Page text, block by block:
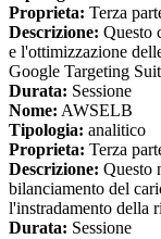
Proprieta: Terza
Descrizione: Questo
e l'ottimizzazione
Google Targeting
Durata: Sessione
Nome: AWSELB
Tipologia: analitico
Proprieta: Terza
Descrizione: Questo
bilanciamento del
l'instradamento della
Durata: Sessione